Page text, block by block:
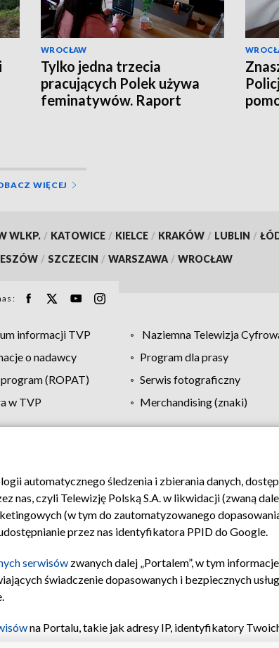
WROCŁAW
Tylko jedna trzecia
pracujących Polek używa
feminatywów. Raport
WIĘCEJ
WLKP. / KATOWICE / KIELCE / KRAKÓW / LUBLIN /
/ SZCZECIN / WARSZAWA / WROCŁAW
informacji TVP Naziemna Telewizja
o nadawcy
Program dla prasy
program (ROPAT)
Serwis fotograficzny
w TVP
Merchandising (znaki)
Moje zgody Pomoc Biuro reklamy Kontakt
automatycznego śledzenia i zbierania danych,
czyli Telewizję Polską S.A. w likwidacji (zwaną
(w tym do zautomatyzowanego
przez nas identyfikatora PPID do Google.
serwisów zwanych dalej „Portalem”, w tym
świadczenie dopasowanych i bezpiecznych
na Portalu, takie jak adresy IP, identyfikatory